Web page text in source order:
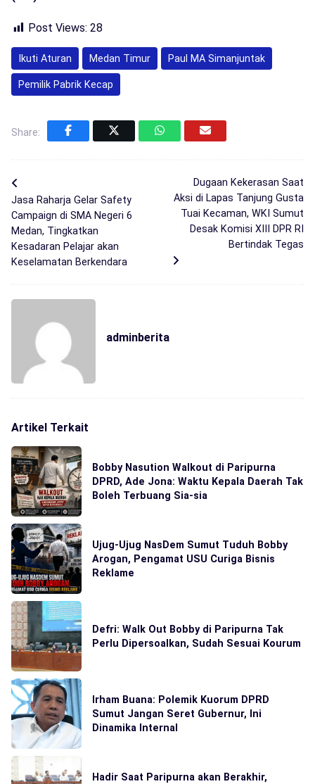
Post Views: 28
Ikuti Aturan Medan Timur Paul MA Simanjuntak
Pemilik Pabrik Kecap
Share:
Jasa Raharja Gelar Safety
Campaign di SMA Negeri 6
Medan, Tingkatkan
Kesadaran Pelajar akan
Keselamatan Berkendara
Dugaan Kekerasan Saat
Aksi di Lapas Tanjung Gusta
Tuai Kecaman, WKI Sumut
Desak Komisi XIII DPR RI
Bertindak Tegas
adminberita
Artikel Terkait
Bobby Nasution Walkout di Paripurna
DPRD, Ade Jona: Waktu Kepala Daerah Tak
Boleh Terbuang Sia-sia
Ujug-Ujug NasDem Sumut Tuduh Bobby
Arogan, Pengamat USU Curiga Bisnis
Reklame
Defri: Walk Out Bobby di Paripurna Tak
Perlu Dipersoalkan, Sudah Sesuai Kourum
Irham Buana: Polemik Kuorum DPRD
Sumut Jangan Seret Gubernur, Ini
Dinamika Internal
Hadir Saat Paripurna akan Berakhir,